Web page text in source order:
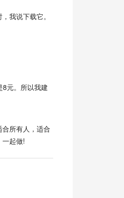
我说下载它。
元。所以我建
所有人，适合
一起做!